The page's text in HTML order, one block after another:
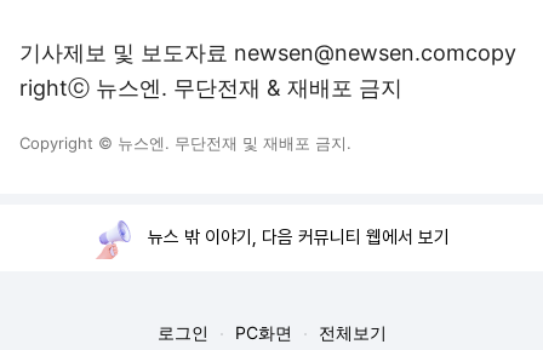
기사제보 및 보도자료 newsen@newsen.comcopy
rightⓒ 뉴스엔. 무단전재 & 재배포 금지
Copyright © 뉴스엔. 무단전재 및 재배포 금지.
뉴스 밖 이야기, 다음 커뮤니티 웹에서 보기
로그인 PC화면 전체보기